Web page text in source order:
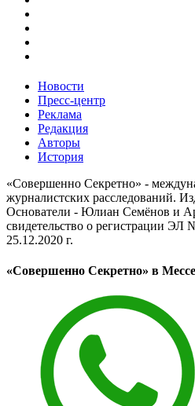
Новости
Пресс-центр
Реклама
Редакция
Авторы
История
«Совершенно Секретно» -
журналистских расследований.
Основатели - Юлиан Семёнов и
свидетельство о регистрации
25.12.2020 г.
«Совершенно Секретно» в